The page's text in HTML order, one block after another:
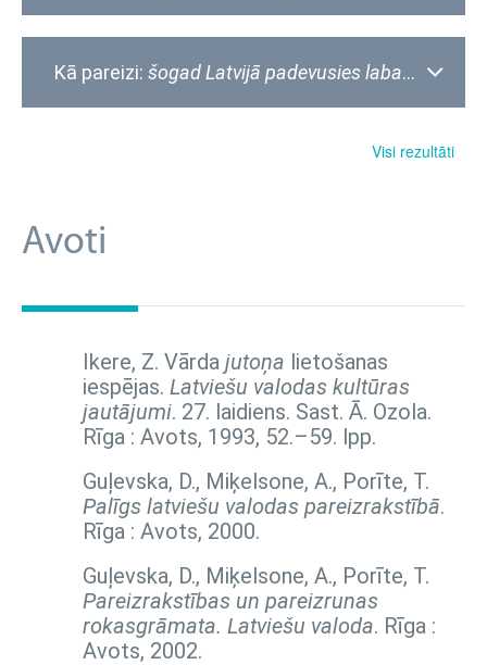
Kā pareizi: šogad Latvijā padevusies laba graudu,
Visi rezultāti
Avoti
Ikere, Z. Vārda jutoņa lietošanas
iespējas. Latviešu valodas kultūras
jautājumi. 27. laidiens. Sast. Ā. Ozola.
Rīga : Avots, 1993, 52.–59. lpp.
Guļevska, D., Miķelsone, A., Porīte, T.
Palīgs latviešu valodas pareizrakstībā.
Rīga : Avots, 2000.
Guļevska, D., Miķelsone, A., Porīte, T.
Pareizrakstības un pareizrunas
rokasgrāmata. Latviešu valoda. Rīga :
Avots, 2002.